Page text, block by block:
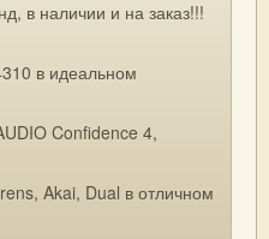
в наличии и на заказ!!!
в идеальном
Confidence 4,
Akai, Dual в отличном